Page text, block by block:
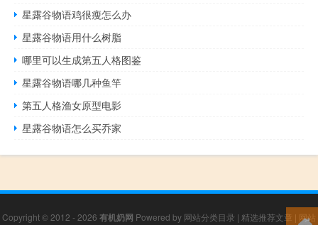
星露谷物语鸡很瘦怎么办
星露谷物语用什么树脂
哪里可以生成第五人格图鉴
星露谷物语哪几种鱼竿
第五人格渔女原型电影
星露谷物语怎么买乔家
Copyright © 2012 - 2026 有机奶网 Powered by 网站分类目录 | 精选推荐文章 | 网站